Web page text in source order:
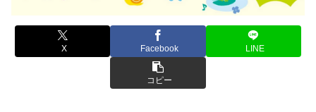
X Facebook LINE
コピー